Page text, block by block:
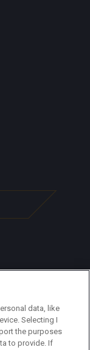
data, like
Selecting I
the purposes
to provide. If